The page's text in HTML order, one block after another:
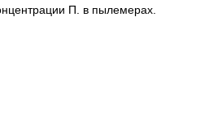
П. в пылемерах.